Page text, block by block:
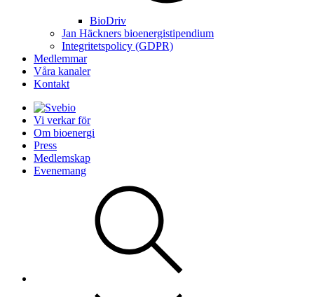
BioDriv
Jan Häckners bioenergistipendium
Integritetspolicy (GDPR)
Medlemmar
Våra kanaler
Kontakt
Vi verkar för
Om bioenergi
Press
Medlemskap
Evenemang